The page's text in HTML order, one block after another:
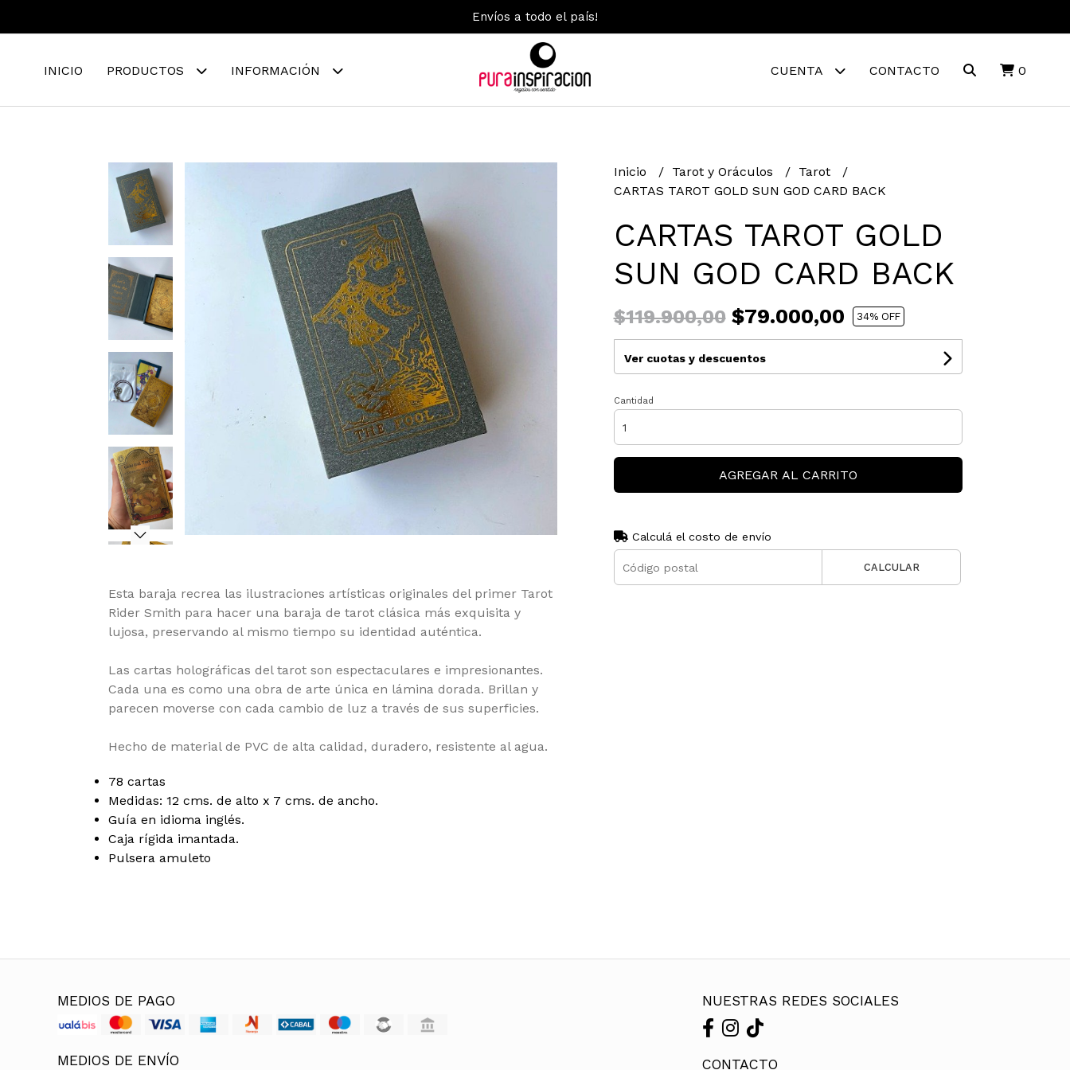
Envíos a todo el país!
INICIO PRODUCTOS INFORMACIÓN CUENTA CONTACTO 0
Esta baraja recrea las ilustraciones artísticas originales del primer Tarot
Rider Smith para hacer una baraja de tarot clásica más exquisita y
lujosa, preservando al mismo tiempo su identidad auténtica.
Las cartas holográficas del tarot son espectaculares e impresionantes.
Cada una es como una obra de arte única en lámina dorada. Brillan y
parecen moverse con cada cambio de luz a través de sus superficies.
Hecho de material de PVC de alta calidad, duradero, resistente al agua.
78 cartas
Medidas: 12 cms. de alto x 7 cms. de ancho.
Guía en idioma inglés.
Caja rígida imantada.
Pulsera amuleto
Inicio Tarot y Oráculos
Tarot
CARTAS TAROT GOLD SUN GOD CARD BACK
CARTAS TAROT GOLD
SUN GOD CARD BACK
$119.900,00$79.000,00 34% OFF
Ver cuotas y descuentos
Cantidad
AGREGAR AL CARRITO
Calculá el costo de envío
CALCULAR
MEDIOS DE PAGO
MEDIOS DE ENVÍO
NUESTRAS REDES SOCIALES
CONTACTO